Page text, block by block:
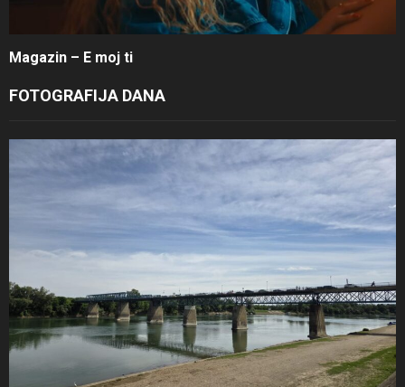
Magazin – E moj ti
FOTOGRAFIJA DANA